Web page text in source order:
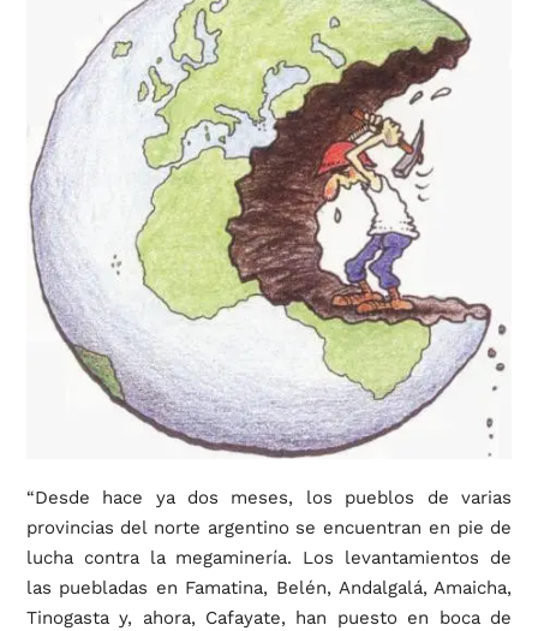
“Desde hace ya dos meses, los pueblos de varias
provincias del norte argentino se encuentran en pie de
lucha contra la megaminería. Los levantamientos de
las puebladas en Famatina, Belén, Andalgalá, Amaicha,
Tinogasta y, ahora, Cafayate, han puesto en boca de